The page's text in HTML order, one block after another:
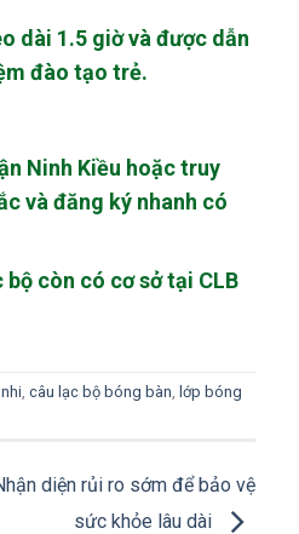
dài 1.5 giờ và được dẫn
đào tạo trẻ.
Ninh Kiều hoặc truy
và đăng ký nhanh có
còn có cơ sở tại CLB
,câu lạc bộ bóng bàn lớp bóng
diện rủi ro sớm để bảo vệ
sức khỏe lâu dài